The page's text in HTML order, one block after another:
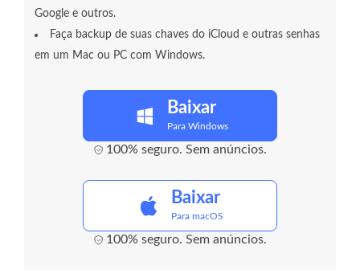
Google e outros.
Faça backup de suas chaves do iCloud e outras senhas
em um Mac ou PC com Windows.
Baixar
Para Windows
100% seguro. Sem anúncios.
Baixar
Para macOS
100% seguro. Sem anúncios.